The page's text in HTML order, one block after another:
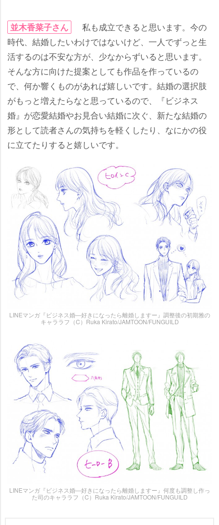
並木香菜子さん
私も成立できると思います。今の
時代、結婚したいわけではないけど、一人でずっと生
活するのは不安な方が、少なからずいると思います。
そんな方に向けた提案としても作品を作っているの
で、何か響くものがあれば嬉しいです。結婚の選択肢
がもっと増えたらなと思っているので、『ビジネス
婚』が恋愛結婚やお見合い結婚に次ぐ、新たな結婚の
形として読者さんの気持ちを軽くしたり、なにかの役
に立てたりすると嬉しいです。
LINEマンガ『ビジネス婚―好きになったら離婚しますー』調整後の初期雅の
キャララフ（C）Ruka Kirato/JAMTOON/FUNGUILD
LINEマンガ『ビジネス婚―好きになったら離婚しますー』何度も調整し作っ
た司のキャララフ（C）Ruka Kirato/JAMTOON/FUNGUILD